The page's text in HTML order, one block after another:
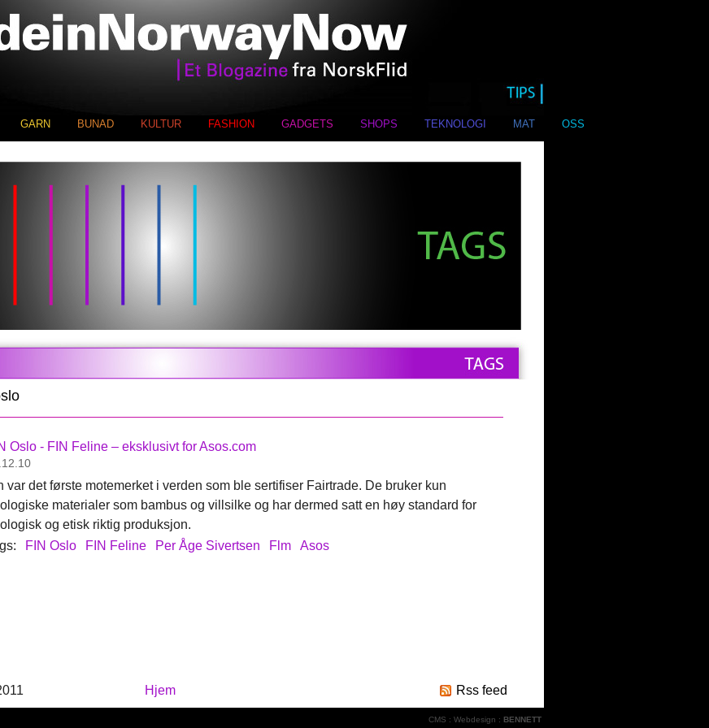
GARN BUNAD KULTUR FASHION GADGETS SHOPS TEKNOLOGI MAT OSS
Oslo - FIN Feline – eksklusivt for Asos.com
var det første motemerket i verden som ble sertifiser Fairtrade. De bruker kun
materialer som bambus og villsilke og har dermed satt en høy standard for
og etisk riktig produksjon.
FIN Oslo FIN Feline Per Åge Sivertsen Flm Asos
Hjem Rss feed
CMS : Webdesign : BENNETT